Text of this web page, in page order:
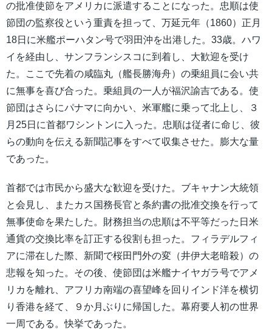
の批准使節をアメリカに派遣することになった。忠順は使
節団の監察役という重責を担って、万延元年（1860）正月
18日に米艦ポーハタン号で羽田沖を出港した。33歳。ハワ
イを経由し、サンフランシスコに到着し、大歓迎を受け
た。ここで先着の咸臨丸（艦長勝海舟）の乗組員に会い共
に無事を喜び合った。乗組員の一人が福沢諭吉である。使
節団はさらにパナマに向かい、米軍艦に乗って北上し、３
月25日に首都ワシントンに入った。忠順は従者に命じ、彼
らの動向を伝える新聞記事をすべて収集させた。膨大な量
であった。
首都では市民から盛大な歓迎を受けた。ブキャナン大統領
と会見し、またカス国務長官と条約書の批准交換を行って
無事使命を果たした。財務担当の忠順は不平等だった日米
通貨の交換比率を訂正する役割も担った。フィラデルフィ
アに滞在した際、新聞で桜田門外の変（井伊大老暗殺）の
悲報を知った。その後、使節団は米艦ナイヤガラ号でアメ
リカを離れ、アフリカ南端の喜望峰を回りインド洋を横切
り香港を経て、９か月ぶりに帰国した。幕府要人初の世界
一周である。快挙であった。